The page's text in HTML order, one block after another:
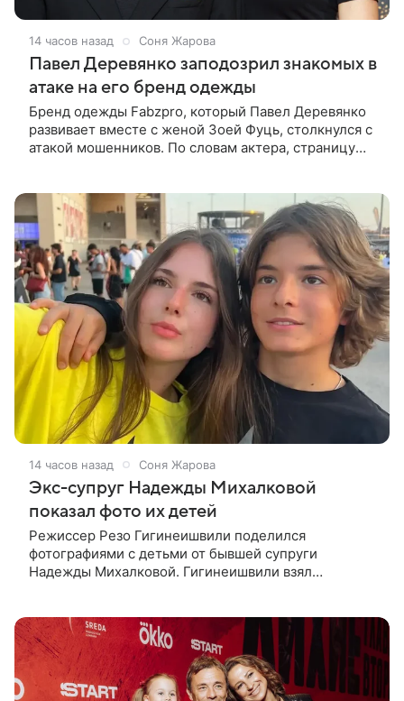
14 часов назад Соня Жарова
Павел Деревянко заподозрил знакомых в
атаке на его бренд одежды
Бренд одежды Fabzpro, который Павел Деревянко
развивает вместе с женой Зоей Фуць, столкнулся с
атакой мошенников. По словам актера, страницу
14 часов назад Соня Жарова
Экс-супруг Надежды Михалковой
показал фото их детей
Режиссер Резо Гигинеишвили поделился
фотографиями с детьми от бывшей супруги
Надежды Михалковой. Гигинеишвили взял